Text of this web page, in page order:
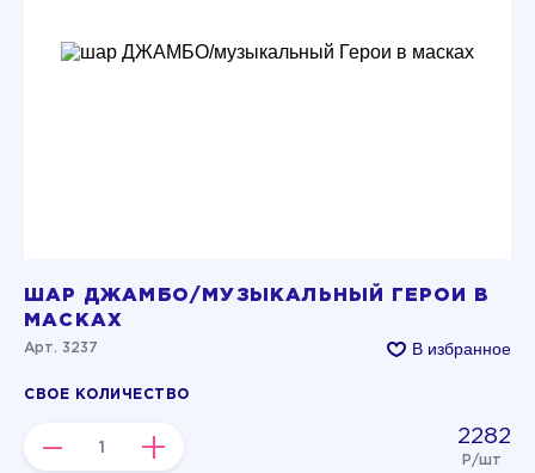
ШАР ДЖАМБО/МУЗЫКАЛЬНЫЙ ГЕРОИ В
МАСКАХ
Арт. 3237 В избранное
СВОЕ КОЛИЧЕСТВО
– + 2282
Р/шт